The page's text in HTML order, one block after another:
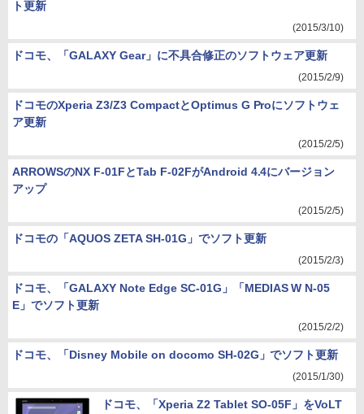
ト更新
(2015/3/10)
ドコモ、「GALAXY Gear」に不具合修正のソフトウェア更新
(2015/2/9)
ドコモのXperia Z3/Z3 CompactとOptimus G Proにソフトウェ
ア更新
(2015/2/5)
ARROWSのNX F-01FとTab F-02FがAndroid 4.4にバージョン
アップ
(2015/2/5)
ドコモの「AQUOS ZETA SH-01G」でソフト更新
(2015/2/3)
ドコモ、「GALAXY Note Edge SC-01G」「MEDIAS W N-05
E」でソフト更新
(2015/2/2)
ドコモ、「Disney Mobile on docomo SH-02G」でソフト更新
(2015/1/30)
ドコモ、「Xperia Z2 Tablet SO-05F」をVoLT